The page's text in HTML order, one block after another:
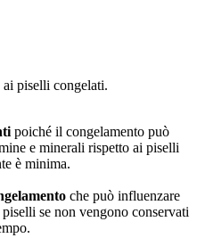
piselli congelati.
poiché il congelamento può
e minerali rispetto ai piselli
è minima.
che può influenzare
se non vengono conservati